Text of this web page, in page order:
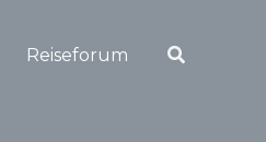
Reiseforum Suchen